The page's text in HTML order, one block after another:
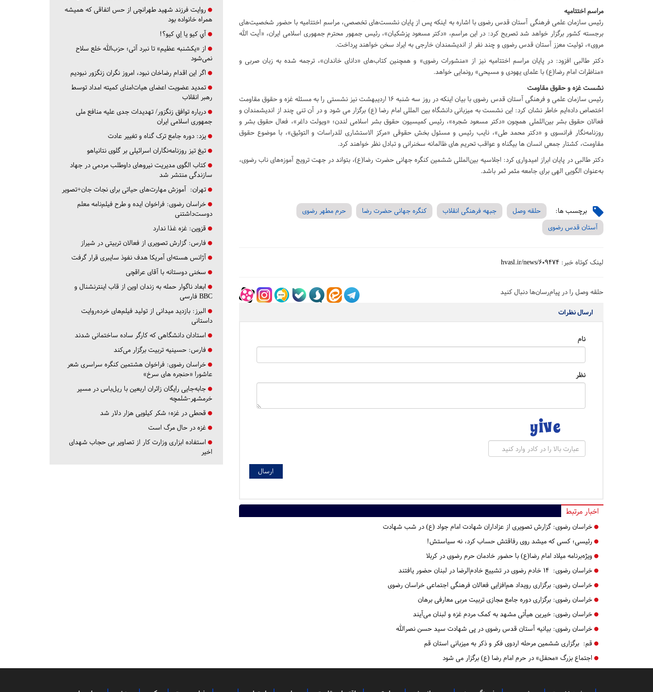
مراسم اختتامیه
رئیس سازمان علمی فرهنگی آستان قدس رضوی با اشاره به اینکه پس از پایان نشست‌های تخصصی، مراسم اختتامیه با حضور شخصیت‌های
برجسته کشور برگزار خواهد شد تصریح کرد: در این مراسم، «دکتر مسعود پزشکیان»، رئیس جمهور محترم جمهوری اسلامی ایران، «آیت الله
مروی»، تولیت معزز آستان قدس رضوی و چند نفر از اندیشمندان خارجی به ایراد سخن خواهند پرداخت.
دکتر طالبی افزود: در پایان مراسم اختتامیه نیز از «منشورات رضوی» و همچنین کتاب‌های «دانای خاندان»، ترجمه شده به زبان صربی و
«مناظرات امام رضا(ع) با علمای یهودی و مسیحی» رونمایی خواهد.
نشست غزه و حقوق مقاومت
رئیس سازمان علمی و فرهنگی آستان قدس رضوی با بیان اینکه در روز سه شنبه ۱۶ اردیبهشت نیز نشستی را به مسئله غزه و حقوق مقاومت
اختصاص داده‌ایم خاطر نشان کرد: این نشست به میزبانی دانشگاه بین المللی امام رضا (ع) برگزار می شود و در آن تنی چند از اندیشمندان و
فعالان حقوق بشر بین‌اللملی همچون «دکتر مسعود شجره»، رئیس کمیسیون حقوق بشر اسلامی لندن؛ «ویولت داغر»، فعال حقوق بشر و
روزنامه‌نگار فرانسوی و «دکتر محمد طی»، نایب رئیس و مسئول بخش حقوقی «مرکز الاستشاری للدراسات و التوثیق»، با موضوع حقوق
مقاومت، کشتار جمعی انسان ها بیگناه و عواقب تحریم های ظالمانه سخنرانی و تبادل نظر خواهند کرد.
دکتر طالبی در پایان ابراز امیدواری کرد: اجلاسیه بین‌المللی ششمین کنگره جهانی حضرت رضا(ع)، بتواند در جهت ترویج آموزه‌های ناب رضوی،
به‌عنوان الگویی الهی برای جامعه مثمر ثمر باشد.
برچسب ها: حلقه وصل جبهه فرهنگی انقلاب کنگره جهانی حضرت رضا
حرم مطهر رضوی
آستان قدس رضوی
لینک کوتاه خبر: hvasl.ir/news/609474
حلقه وصل را در پیام‌رسان‌ها دنبال کنید
ارسال نظرات
نام
نظر
اخبار مرتبط
خراسان رضوی: گزارش تصویری از عزاداران شهادت امام جواد (ع) در شب شهادت
رئیسی؛ کسی که میشد روی رفاقتش حساب کرد، نه سیاستش!
ویژه‌برنامه‌ میلاد امام رضا(ع) با حضور خادمان حرم رضوی در کربلا
خراسان رضوی:
خراسان رضوی: برگزاری رویداد هم‌افزایی فعالان فرهنگی اجتماعی خراسان رضوی
خراسان رضوی: برگزاری دوره جامع مجازی تربیت مربی معارفی برهان
خراسان رضوی: خیرین هیأتی مشهد به کمک مردم غزه و لبنان می‌آیند
خراسان رضوی: بیانیه آستان قدس رضوی در پی شهادت سید حسن نصرالله
قم: برگزاری ششمین مرحله اردوی فکر و ذکر به میزبانی استان قم
اجتماع بزرگ «محفل» در حرم امام رضا (ع) برگزار می شود
روایت فرزند شهید طهرانچی از حس اتفاقی که همیشه
همراه خانواده بود
آي كيو يا اِي كيو؟!
از «یکشنبه عظیم» تا نبرد آتی؛ حزب‌الله خلع سلاح
نمی‌شود
اگر این اقدام رضاخان نبود، امروز نگران زنگزور نبودیم
تمدید عضویت اعضای هیات‌امنای کمیته امداد توسط
رهبر انقلاب
درباره توافق زنگزور/ تهدیدات جدی علیه منافع ملی
جمهوری اسلامی ایران
یزد: دوره جامع ترک گناه و تغییر عادت
تیغ تیز روزنامه‌نگاران اسرائیلی بر گلوی نتانیاهو
کتاب الگوی مدیریت نیروهای داوطلب مردمی در جهاد
سازندگی منتشر شد
تهران: آموزش مهارت‌های حیاتی برای نجات جان+تصویر
خراسان رضوی: فراخوان ایده و طرح فیلم‌نامه معلم
دوست‌داشتنی
قزوین: غزه غذا ندارد
فارس: گزارش تصویری از فعالان تربیتی در شیراز
آژانس هسته‌ای آمریکا هدف نفوذ سایبری قرار گرفت
سخنی دوستانه با آقای عراقچی
ابعاد ناگوار حمله به زندان اوین از قاب اینترنشنال و
BBC فارسی
البرز: بازدید میدانی از تولید فیلم‌های خرده‌روایت
داستانی
استادان دانشگاهی که کارگر ساده ساختمانی شدند
فارس: حسینیه تربیت برگزار می‌کند
خراسان رضوی: فراخوان هشتمین کنگره سراسری شعر
عاشورا «حنجره های سرخ»
جابه‌جایی رایگان زائران اربعین با ریل‌باس در مسیر
خرمشهر-شلمچه
قحطی در غزه؛ شکر کیلویی هزار دلار شد
غزه در حال مرگ است
استفاده ابزاری وزارت کار از تصاویر بی حجاب شهدای
اخیر